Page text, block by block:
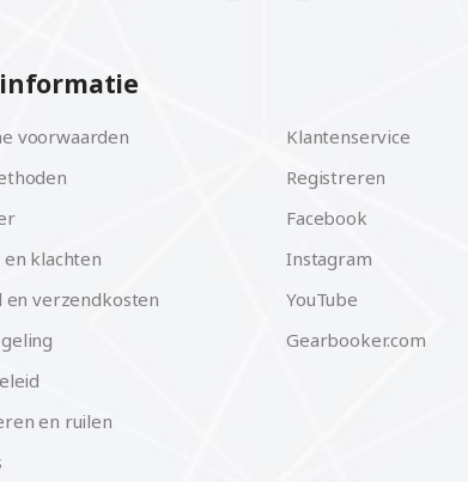
voorwaarden
klachten
verzendkosten
en ruilen
Klantenservice
Registreren
Facebook
Instagram
YouTube
Gearbooker.com